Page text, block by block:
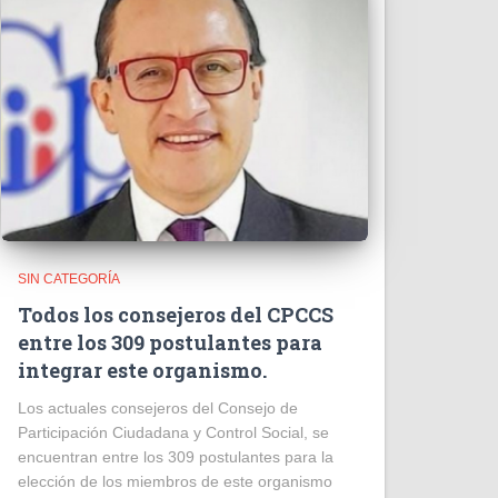
SIN CATEGORÍA
Todos los consejeros del CPCCS
entre los 309 postulantes para
integrar este organismo.
Los actuales consejeros del Consejo de
Participación Ciudadana y Control Social, se
encuentran entre los 309 postulantes para la
elección de los miembros de este organismo